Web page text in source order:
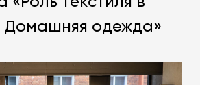
Домашняя одежда»